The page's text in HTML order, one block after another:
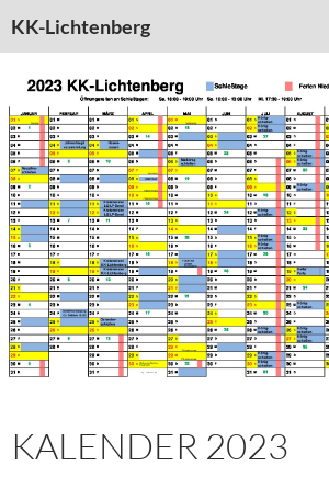
KK-Lichtenberg
SPRINGEN
KALENDER 2023